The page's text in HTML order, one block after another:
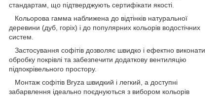
стандартам, що підтверджують сертифікати якості.
Кольорова гамма наближена до відтінків натуральної
деревини (дуб, горіх) і до популярних кольорів водостічних
систем.
Застосування софітів дозволяє швидко і ефектно виконати
обробку покрівлі та забезпечити додаткову вентиляцію
підпокрівельного простору.
Монтаж софітів Bryza швидкий і легкий, а доступні
забарвлення ідеально поєднуються з вибором кольорів